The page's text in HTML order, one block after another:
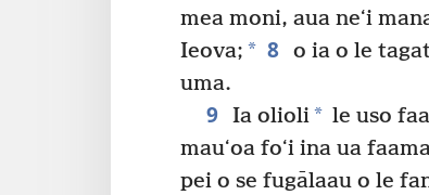
mea moni, aua neʻi
Ieova; * 8 o ia o le
uma.
9 Ia olioli* le uso
mauʻoa foʻi ina ua
pei o se fugālaau o le